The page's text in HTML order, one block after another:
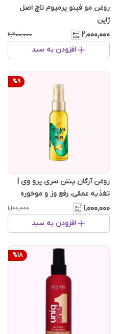
روغن مو فینو پرمیوم تاچ اصل
ژاپن
۲٬۰۰۰٬۰۰۰ ۲٬۲۰۰٬۰۰۰
افزودن به سبد
%9
روغن آرگان پنتن سری پرو وی |
تغذیه عمقی، رفع وز و موخوره
۱٬۰۰۰٬۰۰۰ ۱٬۱۰۰٬۰۰۰
افزودن به سبد
%18